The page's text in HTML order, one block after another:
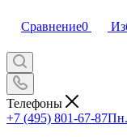
Сравнение0
Телефоны
+7 (495) 801-67-87Пн.